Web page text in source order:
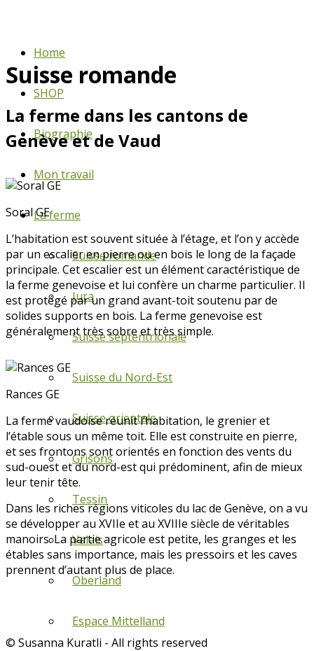
Home
SHOP
Biographie
Mon travail
La ferme
Suisse romande
Jura
Suisse septentrionale
Suisse du Nord-Est
Suisse orientale
Grisons
Tessin
Valais
Oberland
Espace Mittelland
Suisse romande
La ferme dans les cantons de
Genève et de Vaud
Soral GE
L’habitation est souvent située à l’étage, et l’on y accède
par un escalier en pierre ou en bois le long de la façade
principale. Cet escalier est un élément caractéristique de
la ferme genevoise et lui confère un charme particulier. Il
est protégé par un grand avant-toit soutenu par de
solides supports en bois. La ferme genevoise est
généralement très sobre et très simple.
Rances GE
La ferme vaudoise réunit l’habitation, le grenier et
l’étable sous un même toit. Elle est construite en pierre,
et ses frontons sont orientés en fonction des vents du
sud-ouest et du nord-est qui prédominent, afin de mieux
leur tenir tête.
Dans les riches régions viticoles du lac de Genève, on a vu
se développer au XVIIe et au XVIIIe siècle de véritables
manoirs. La partie agricole est petite, les granges et les
étables sans importance, mais les pressoirs et les caves
prennent d’autant plus de place.
© Susanna Kuratli - All rights reserved